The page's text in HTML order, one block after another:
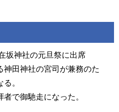
坂神社の元旦祭に出席
神田神社の宮司が兼務のた
。
で御馳走になった。